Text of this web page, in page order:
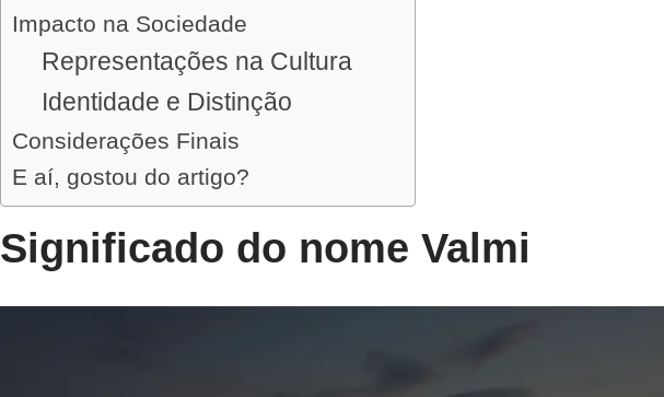
Impacto na Sociedade
Representações na Cultura
Identidade e Distinção
Considerações Finais
E aí, gostou do artigo?
Significado do nome Valmi